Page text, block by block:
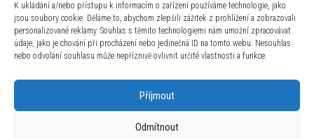
K ukládání a/nebo přístupu k informacím o zařízení používáme technologie, jako
jsou soubory cookie. Děláme to, abychom zlepšili zážitek z prohlížení a zobrazovali
personalizované reklamy. Souhlas s těmito technologiemi nám umožní zpracovávat
údaje, jako je chování při procházení nebo jedinečná ID na tomto webu. Nesouhlas
nebo odvolání souhlasu může nepříznivě ovlivnit určité vlastnosti a funkce.
Příjmout
Odmítnout
909Kč